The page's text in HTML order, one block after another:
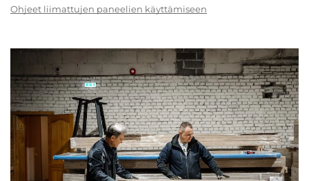
Ohjeet liimattujen paneelien käyttämiseen